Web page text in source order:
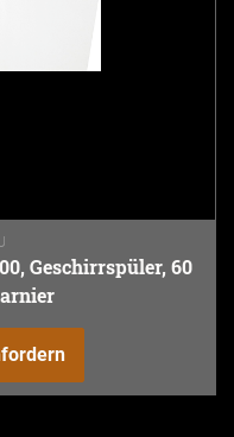
Geschirrspüler, 60